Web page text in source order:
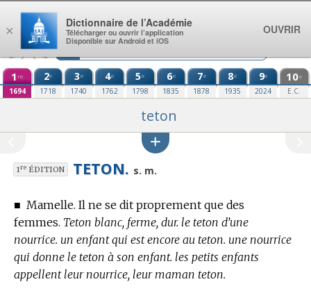
Aller au contenu
1 re
1694
2e
1718
3e
1740
4e
1762
5e
1798
6e
1835
7e
1878
8e
1935
9e
2024
10e
E.C.
teton
1reÉDITION TETON. s. m.
■ Mamelle. Il ne se dit proprement que des
femmes. Teton blanc, ferme, dur. le teton d’une
nourrice. un enfant qui est encore au teton. une nourrice
qui donne le teton à son enfant. les petits enfants
appellent leur nourrice, leur maman teton.
×
Dictionnaire de l’Académie
Télécharger ou ouvrir l’application
Disponible sur Android et iOS
OUVRIR